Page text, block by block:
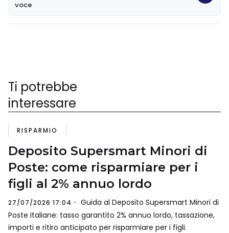
voce
Ti potrebbe
interessare
RISPARMIO
Deposito Supersmart Minori di
Poste: come risparmiare per i
figli al 2% annuo lordo
27/07/2026 17:04
Guida al Deposito Supersmart Minori di
Poste Italiane: tasso garantito 2% annuo lordo, tassazione,
importi e ritiro anticipato per risparmiare per i figli.